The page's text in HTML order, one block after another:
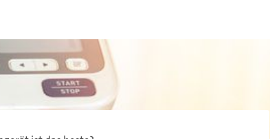
ist das beste?